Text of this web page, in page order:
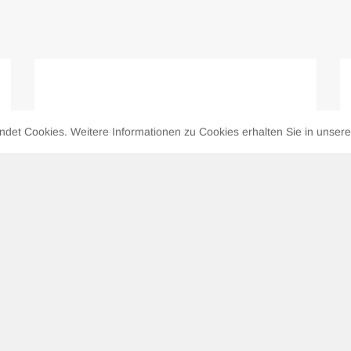
Cookies. Weitere Informationen zu Cookies erhalten Sie in